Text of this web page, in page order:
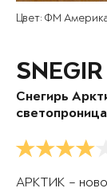
Цвет: ФМ
Снегирь
АРКТИК –